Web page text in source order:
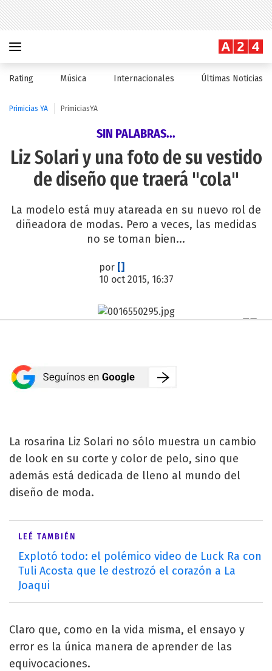
Rating Música Internacionales Últimas Noticias
Primicias YA PrimiciasYA
SIN PALABRAS...
Liz Solari y una foto de su vestido
de diseño que traerá "cola"
La modelo está muy atareada en su nuevo rol de
diñeadora de modas. Pero a veces, las medidas
no se toman bien...
por []
10 oct 2015, 16:37
La rosarina Liz Solari no sólo muestra un cambio
de look en su corte y color de pelo, sino que
además está dedicada de lleno al mundo del
diseño de moda.
LEÉ TAMBIÉN
Explotó todo: el polémico video de Luck Ra con
Tuli Acosta que le destrozó el corazón a La
Joaqui
Claro que, como en la vida misma, el ensayo y
error es la única manera de aprender de las
equivocaciones.